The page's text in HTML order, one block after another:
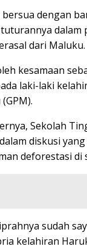
dengan
dari Maluku.
kesamaan
laki-laki
Sekolah
diskusi
deforestasi
sudah
kelahiran